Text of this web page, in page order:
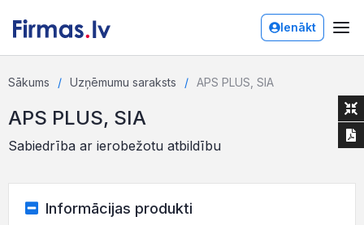
Ienākt
Sākums Uzņēmumu saraksts APS PLUS, SIA
APS PLUS, SIA
Sabiedrība ar ierobežotu atbildību
Informācijas produkti